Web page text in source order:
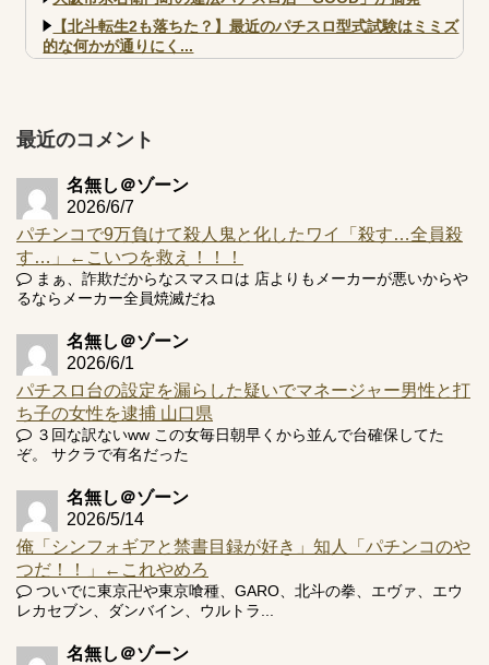
【北斗転生2も落ちた？】最近のパチスロ型式試験はミミズ
的な何かが通りにく...
井の軽い絆？
Powered by livedoor 相互RSS
最近のコメント
名無し＠ゾーン
2026/6/7
パチンコで9万負けて殺人鬼と化したワイ「殺す…全員殺
す…」←こいつを救え！！！
まぁ、詐欺だからなスマスロは 店よりもメーカーが悪いからや
るならメーカー全員焼滅だね
名無し＠ゾーン
2026/6/1
パチスロ台の設定を漏らした疑いでマネージャー男性と打
ち子の女性を逮捕 山口県
３回な訳ないww この女毎日朝早くから並んで台確保してた
ぞ。 サクラで有名だった
名無し＠ゾーン
2026/5/14
俺「シンフォギアと禁書目録が好き」知人「パチンコのや
つだ！！」←これやめろ
ついでに東京卍や東京喰種、GARO、北斗の拳、エヴァ、エウ
レカセブン、ダンバイン、ウルトラ...
名無し＠ゾーン